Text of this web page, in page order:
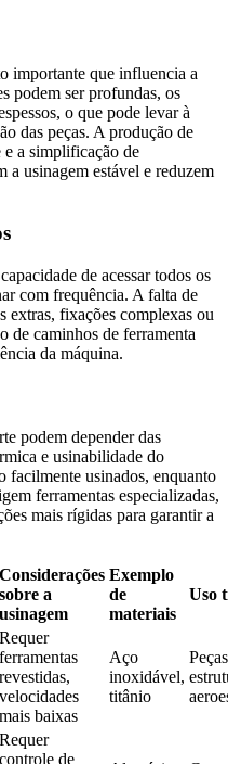
importante que influencia a
podem ser profundas, os
o que pode levar à
das peças. A produção de
e a simplificação de
a usinagem estável e reduzem
de acessar todos os
com frequência. A falta de
extras, fixações complexas ou
de caminhos de ferramenta
da máquina.
podem depender das
e usinabilidade do
facilmente usinados, enquanto
ferramentas especializadas,
mais rígidas para garantir a
Considerações
sobre a
usinagem
Exemplo
de
materiais
Uso
Requer
ferramentas
revestidas,
velocidades
mais baixas
Aço
inoxidável,
titânio
Peças
Requer
controle de